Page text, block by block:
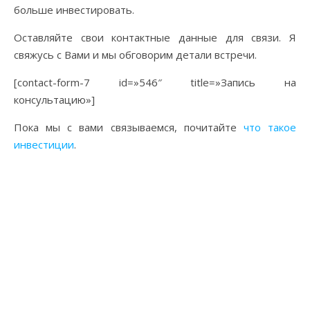
больше инвестировать.
Оставляйте свои контактные данные для связи. Я
свяжусь с Вами и мы обговорим детали встречи.
[contact-form-7 id=»546″ title=»Запись на
консультацию»]
Пока мы с вами связываемся, почитайте что такое
инвестиции.